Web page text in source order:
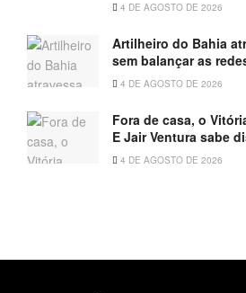
4 DE AGOSTO DE 2026
Artilheiro do Bahia
sem balançar as
4 DE AGOSTO DE 2026
Fora de casa, o
E Jair Ventura sabe
4 DE AGOSTO DE 2026